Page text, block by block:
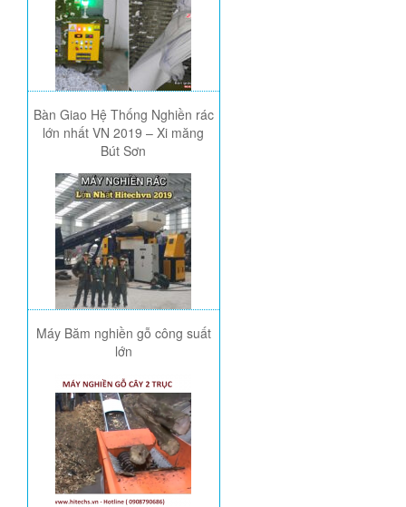
Bàn Giao Hệ Thống Nghiền rác
lớn nhất VN 2019 – Xi măng
Bút Sơn
Máy Băm nghiền gỗ công suất
lớn